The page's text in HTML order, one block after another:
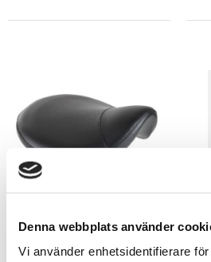
Denna webbplats använder
Vi använder enhetsidentifierare
14102172